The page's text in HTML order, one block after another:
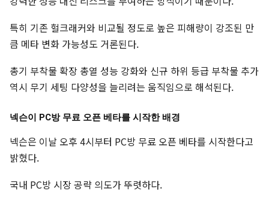
특히 기존 헐크래커와 비교될 정도로 높은 피해량이 강조된 만
큼 메타 변화 가능성도 거론된다.
총기 부착물 확장 총열 성능 강화와 신규 하위 등급 부착물 추가
역시 무기 세팅 다양성을 늘리려는 움직임으로 해석된다.
넥슨이 PC방 무료 오픈 베타를 시작한 배경
넥슨은 이날 오후 4시부터 PC방 무료 오픈 베타를 시작한다고
밝혔다.
국내 PC방 시장 공략 의도가 뚜렷하다.